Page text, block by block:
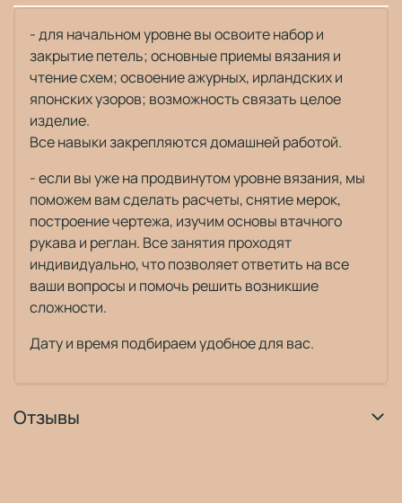
- для начальном уровне вы освоите набор и
закрытие петель; основные приемы вязания и
чтение схем; освоение ажурных, ирландских и
японских узоров; возможность связать целое
изделие.
Все навыки закрепляются домашней работой.
- если вы уже на продвинутом уровне вязания, мы
поможем вам сделать расчеты, снятие мерок,
построение чертежа, изучим основы втачного
рукава и реглан. Все занятия проходят
индивидуально, что позволяет ответить на все
ваши вопросы и помочь решить возникшие
сложности.
Дату и время подбираем удобное для вас.
Отзывы